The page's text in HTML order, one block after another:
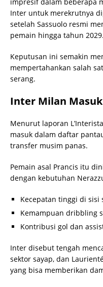
Inter untuk merekrutnya
setelah Sassuolo resmi
pemain hingga tahun 2029.
Keputusan ini semakin
mempertahankan salah
serang.
Inter Milan
Menurut laporan
masuk dalam daftar
transfer musim panas.
Pemain asal Prancis itu
dengan kebutuhan
Kecepatan tinggi di sisi
Kemampuan dribbling
Kontribusi gol dan
Inter disebut tengah
sektor sayap, dan
yang bisa memberikan